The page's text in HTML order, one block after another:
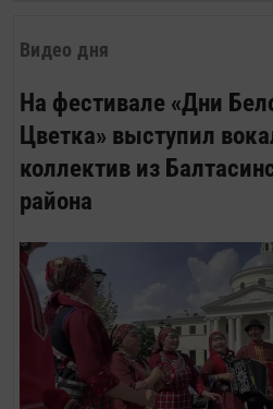
Видео дня
На фестивале «Дни
Цветка» выступил
коллектив из
района